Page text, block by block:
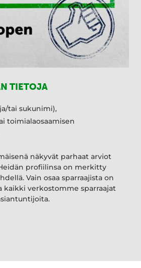
TIETOJA
tai sukunimi),
toimialaosaamisen
näkyvät parhaat arviot
profiilinsa on merkitty
Vain osaa sparraajista on
kaikki verkostomme sparraajat